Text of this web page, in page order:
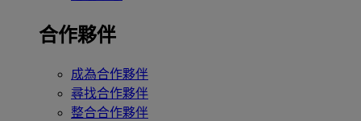
合作夥伴
成為合作夥伴
尋找合作夥伴
整合合作夥伴